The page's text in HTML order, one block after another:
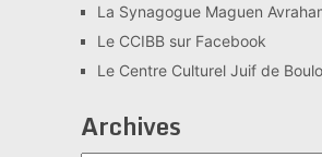
La Synagogue Maguen
Le CCIBB sur Facebook
Le Centre Culturel Juif de
Archives